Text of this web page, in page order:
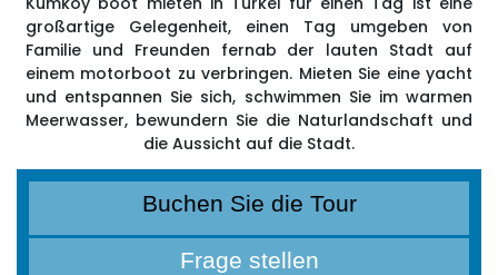
großartige Gelegenheit, einen Tag umgeben von
Familie und Freunden fernab der lauten Stadt auf
einem motorboot zu verbringen. Mieten Sie eine yacht
und entspannen Sie sich, schwimmen Sie im warmen
Meerwasser, bewundern Sie die Naturlandschaft und
die Aussicht auf die Stadt.
Buchen Sie die Tour
Frage stellen